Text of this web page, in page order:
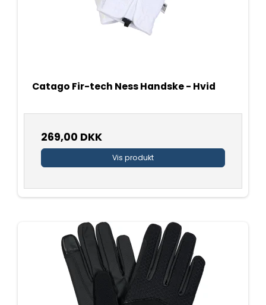
Catago Fir-tech Ness Handske - Hvid
269,00 DKK
Vis produkt